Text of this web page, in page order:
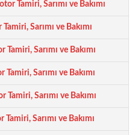
Tamiri, Sarımı ve Bakımı
Sarımı ve Bakımı
Sarımı ve Bakımı
Sarımı ve Bakımı
Tamiri, Sarımı ve Bakımı
Sarımı ve Bakımı